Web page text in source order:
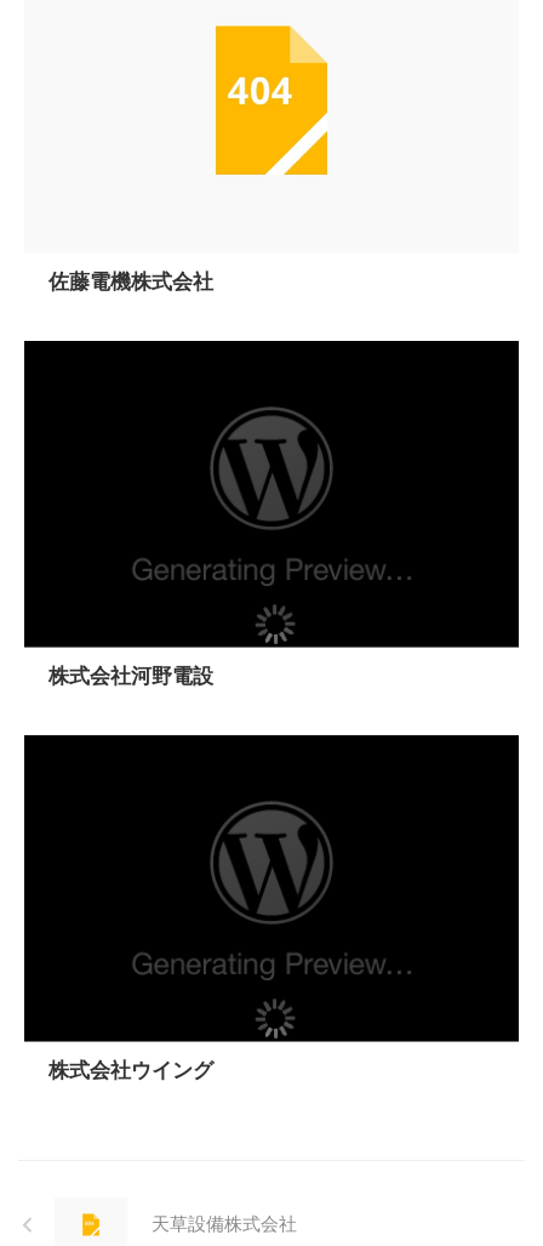
佐藤電機株式会社
株式会社河野電設
株式会社ウイング
天草設備株式会社